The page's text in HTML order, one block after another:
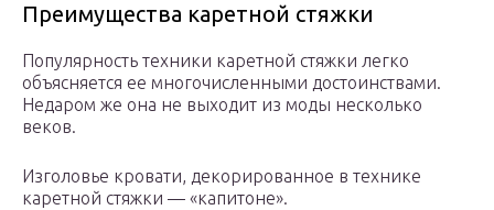
Преимущества каретной стяжки
Популярность техники каретной стяжки легко
объясняется ее многочисленными достоинствами.
Недаром же она не выходит из моды несколько
веков.
Изголовье кровати, декорированное в технике
каретной стяжки — «капитоне».